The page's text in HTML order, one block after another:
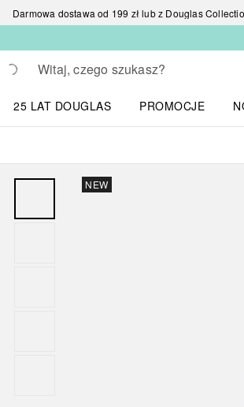
Darmowa dostawa od 199 zł lub z Douglas
Wracać
Wykonaj wyszukiwanie
25 LAT DOUGLAS
PROMOCJE
NEW